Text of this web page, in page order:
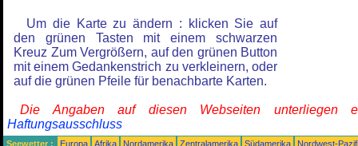
Um die Karte zu ändern : klicken Sie auf
den grünen Tasten mit einem schwarzen
Kreuz Zum Vergrößern, auf den grünen Button
mit einem Gedankenstrich zu verkleinern, oder
auf die grünen Pfeile für benachbarte Karten.
Die Angaben auf diesen Webseiten unterliegen
Haftungsausschluss
Seewetter : Europa Afrika Nordamerika Zentralamerika Südamerika
Nordwest-